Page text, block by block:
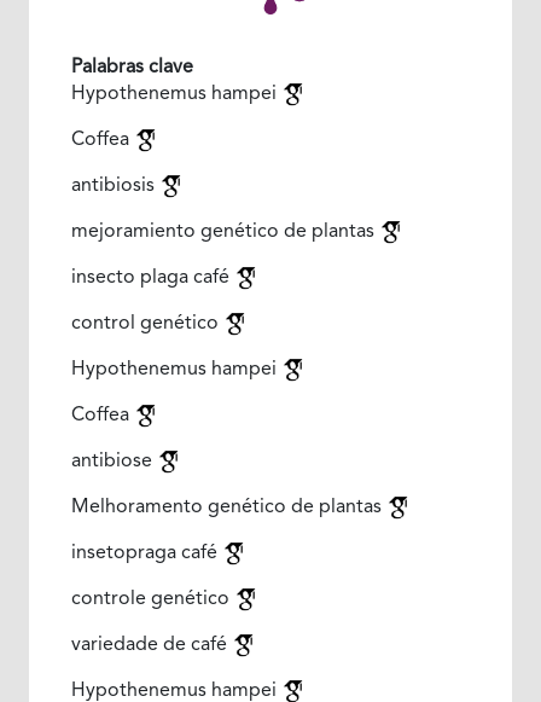
Palabras clave
Hypothenemus hampei
Coffea
antibiosis
mejoramiento genético de plantas
insecto plaga café
control genético
Hypothenemus hampei
Coffea
antibiose
Melhoramento genético de plantas
insetopraga café
controle genético
variedade de café
Hypothenemus hampei